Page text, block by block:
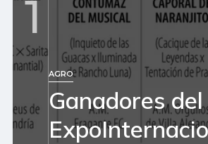
1
AGRO
Ganadores